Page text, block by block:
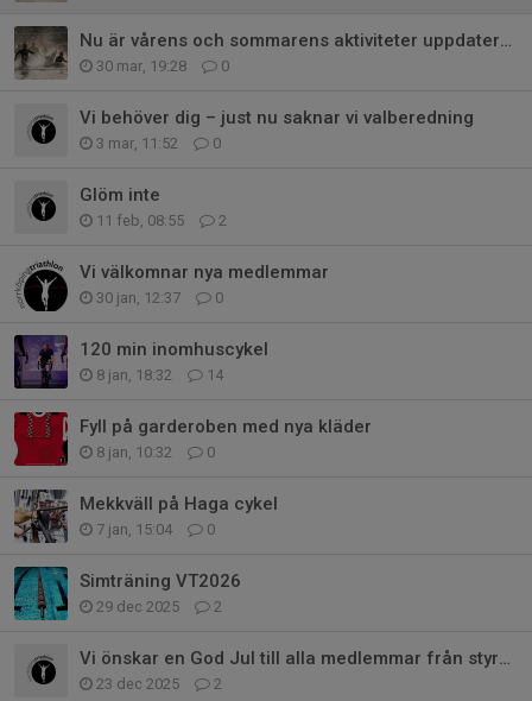
Nu är vårens och sommarens aktiviteter uppdaterade! ☀️🏊🚴🏃
30 mar, 19:28 0
Vi behöver dig – just nu saknar vi valberedning
3 mar, 11:52 0
Glöm inte
11 feb, 08:55 2
Vi välkomnar nya medlemmar
30 jan, 12:37 0
120 min inomhuscykel
8 jan, 18:32 14
Fyll på garderoben med nya kläder
8 jan, 10:32 0
Mekkväll på Haga cykel
7 jan, 15:04 0
Simträning VT2026
29 dec 2025 2
Vi önskar en God Jul till alla medlemmar från styrelsen
23 dec 2025 2